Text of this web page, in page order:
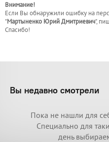
Внимание!
Если Вы обнаружили ошибку на
"Мартыненко Юрий Дмитриевич",
Спасибо!
Вы недавно смотрели
Пока не нашли для
Специально для
день